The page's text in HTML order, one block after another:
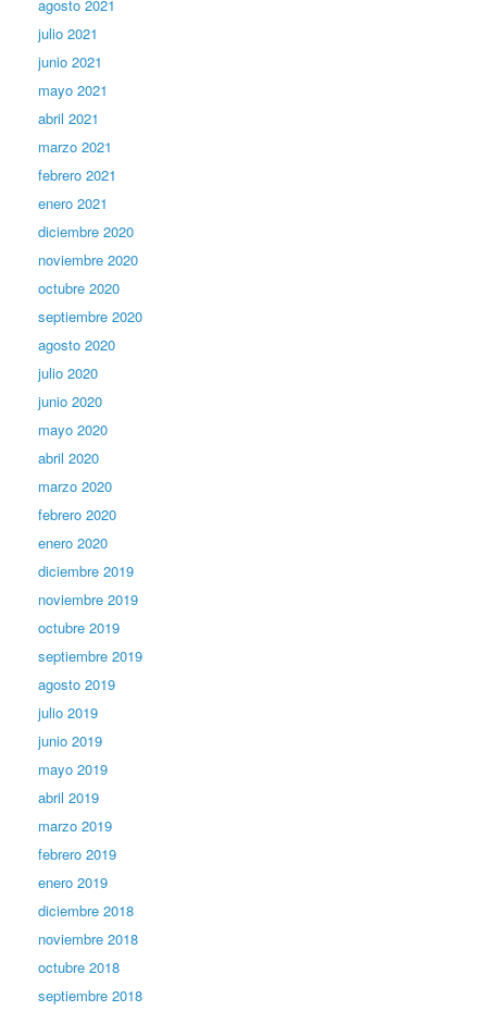
agosto 2021
julio 2021
junio 2021
mayo 2021
abril 2021
marzo 2021
febrero 2021
enero 2021
diciembre 2020
noviembre 2020
octubre 2020
septiembre 2020
agosto 2020
julio 2020
junio 2020
mayo 2020
abril 2020
marzo 2020
febrero 2020
enero 2020
diciembre 2019
noviembre 2019
octubre 2019
septiembre 2019
agosto 2019
julio 2019
junio 2019
mayo 2019
abril 2019
marzo 2019
febrero 2019
enero 2019
diciembre 2018
noviembre 2018
octubre 2018
septiembre 2018